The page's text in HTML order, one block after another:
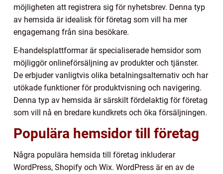
möjligheten att registrera sig för nyhetsbrev. Denna typ
av hemsida är idealisk för företag som vill ha mer
engagemang från sina besökare.
E-handelsplattformar är specialiserade hemsidor som
möjliggör onlineförsäljning av produkter och tjänster.
De erbjuder vanligtvis olika betalningsalternativ och har
utökade funktioner för produktvisning och navigering.
Denna typ av hemsida är särskilt fördelaktig för företag
som vill nå en bredare kundkrets och öka försäljningen.
Populära hemsidor till företag
Några populära hemsida till företag inkluderar
WordPress, Shopify och Wix. WordPress är en av de